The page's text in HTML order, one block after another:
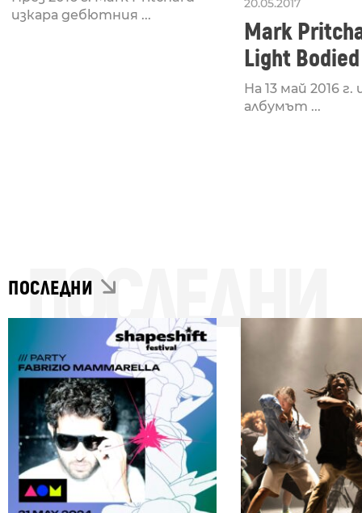
изкара дебютния ...
20.05.2017
Mark
Light Bodied
На 13 май 2016 г.
албумът ...
ПОСЛЕДНИ
ПОСЛЕДНИ